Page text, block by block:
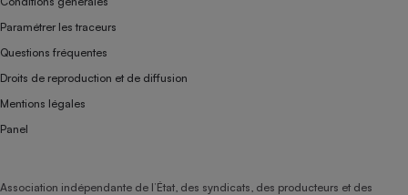
Paramétrer les traceurs
Questions fréquentes
Droits de reproduction et de diffusion
Mentions légales
Panel
Association indépendante de l’État, des syndicats, des producteurs et des